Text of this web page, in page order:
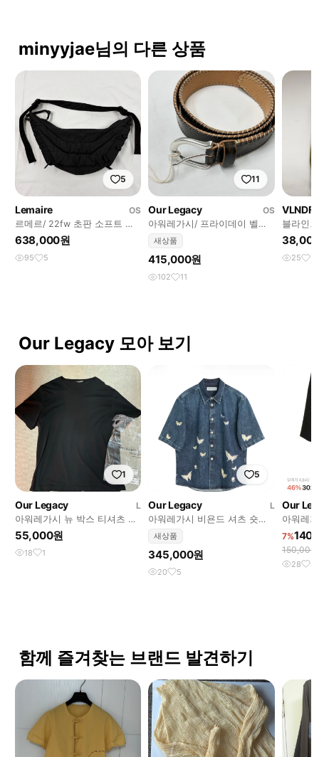
minyyjae님의 다른 상품
5
Lemaire
OS
르메르/ 22fw 초판 소프트 게
임백/ 스몰 다크 초콜릿
638,000원
95 5
11
Our Legacy
OS
아워레가시/ 프라이데이 벨트,
빈티지 블랙 레더/ 90
새상품
415,000원
102 11
블라인
리브 워
25 3
Our Legacy 모아 보기
1
Our Legacy
L
아워레가시 뉴 박스 티셔츠 블
랙
55,000원
18 1
5
Our Legacy
L
아워레가시 비욘드 셔츠 숏슬
리브 웨스턴 블루 버터플라이
새상품
345,000원
20 5
Our
아워레
48size
7%
150,000
28 3
함께 즐겨찾는 브랜드 발견하기